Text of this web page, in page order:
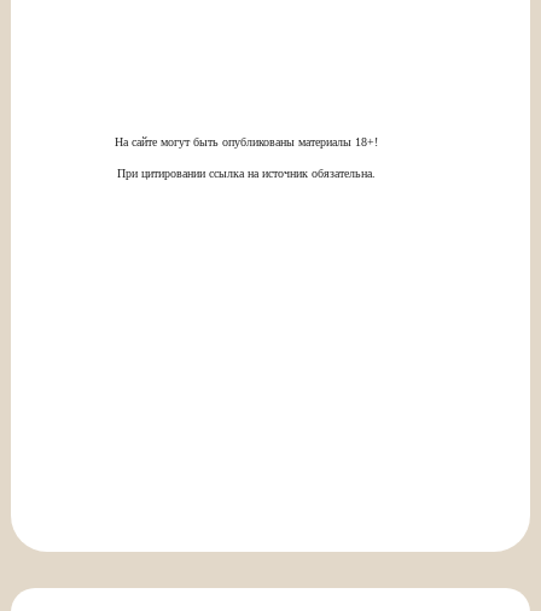
На сайте могут быть опубликованы материалы 18+!
При цитировании ссылка на источник обязательна.